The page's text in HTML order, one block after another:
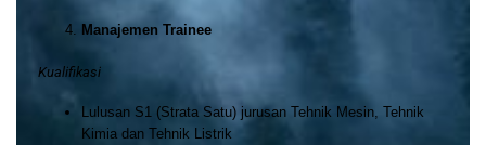
Manajemen Trainee
Kualifikasi
Lulusan S1 (Strata Satu) jurusan Tehnik Mesin, Tehnik
Kimia dan Tehnik Listrik